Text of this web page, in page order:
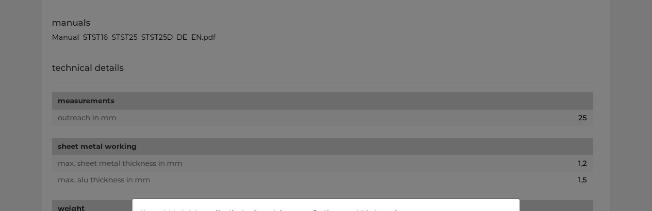
manuals
Manual_STST16_STST25_STST25D_DE_EN.pdf
technical details
measurements
outreach in mm
25
sheet metal working
max. sheet metal thickness in mm
1,2
max. alu thickness in mm
1,5
weight